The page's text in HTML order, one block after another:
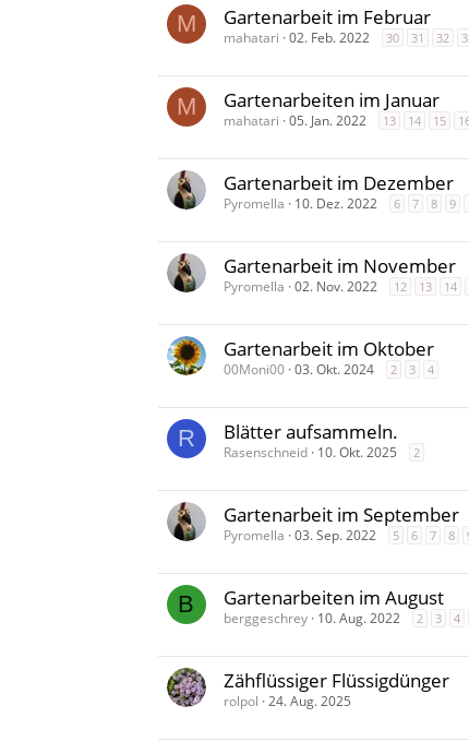
M Gartenarbeit im Februar
mahatari 02. Feb. 2022 30 31 32
M Gartenarbeiten im Januar
mahatari 05. Jan. 2022 13 14 15
Gartenarbeit im Dezember
Pyromella 10. Dez. 2022 6 7 8 9
Gartenarbeit im November
Pyromella 02. Nov. 2022 12 13 14
Gartenarbeit im Oktober
00Moni00 03. Okt. 2024 2 3 4
R Blätter aufsammeln.
Rasenschneid 10. Okt. 2025 2
Gartenarbeit im September
Pyromella 03. Sep. 2022 5 6 7 8
B Gartenarbeiten im August
berggeschrey 10. Aug. 2022 2 3 4
Zähflüssiger Flüssigdünger
rolpol 24. Aug. 2025